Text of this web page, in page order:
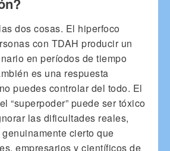
dos cosas. El hiperfoco
con TDAH producir un
en períodos de tiempo
es una respuesta
puedes controlar del todo. El
“superpoder” puede ser tóxico
las dificultades reales,
cierto que
empresarios y científicos de